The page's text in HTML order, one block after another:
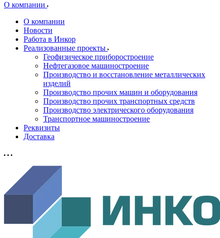
О компании
О компании
Новости
Работа в Инкор
Реализованные проекты
Геофизическое приборостроение
Нефтегазовое машиностроение
Производство и восстановление металлических
изделий
Производство прочих машин и оборудования
Производство прочих транспортных средств
Производство электрического оборудования
Транспортное машиностроение
Реквизиты
Доставка